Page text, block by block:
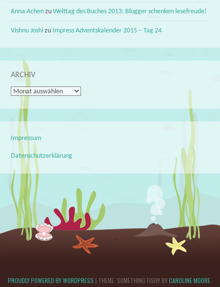
Anna Achen zuWelttag des Buches 2013: Blogger schenken lesefreude!
Vishnu Joshi zu Impress Adventskalender 2015 – Tag 24
ARCHIV
Archiv
Impressum
Datenschutzerklärung
PROUDLY POWERED BY WORDPRESS | THEME: SOMETHING FISHY BYCAROLINE MOORE